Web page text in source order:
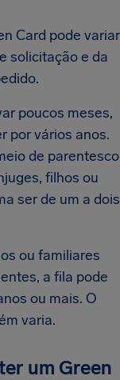
Card pode variar
solicitação e da
poucos meses,
por vários anos.
de parentesco
filhos ou
ser de um a dois
ou familiares
a fila pode
ou mais. O
varia.
um Green